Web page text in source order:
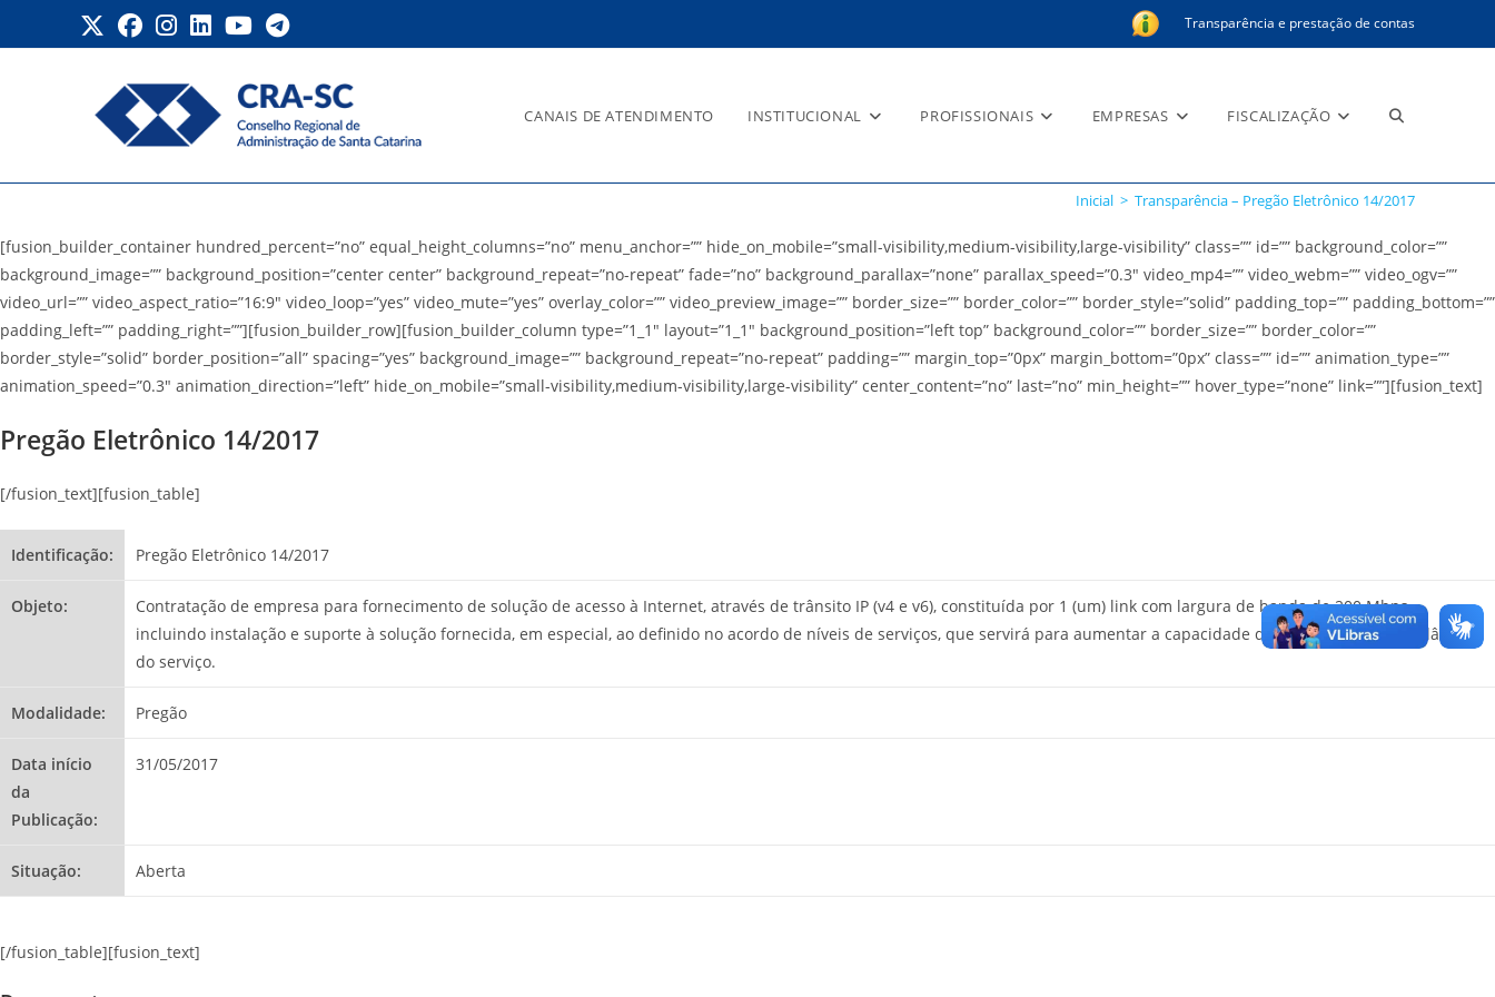
Transparência e prestação de contas
CANAIS DE ATENDIMENTO INSTITUCIONAL PROFISSIONAIS EMPRESAS FISCALIZAÇÃO Alternar
Inicial > Transparência – Pregão Eletrônico 14/2017
[fusion_builder_container hundred_percent=”no” equal_height_columns=”no” menu_anchor=”” hide_on_mobile=”small-visibility,medium-visibility,large-visibility” class=”” id=”” background_color=””
background_image=”” background_position=”center center” background_repeat=”no-repeat” fade=”no” background_parallax=”none” parallax_speed=”0.3″ video_mp4=”” video_webm=”” video_ogv=””
video_url=”” video_aspect_ratio=”16:9″ video_loop=”yes” video_mute=”yes” overlay_color=”” video_preview_image=”” border_size=”” border_color=”” border_style=”solid” padding_top=”” padding_bottom=””
padding_left=”” padding_right=””][fusion_builder_row][fusion_builder_column type=”1_1″ layout=”1_1″ background_position=”left top” background_color=”” border_size=”” border_color=””
border_style=”solid” border_position=”all” spacing=”yes” background_image=”” background_repeat=”no-repeat” padding=”” margin_top=”0px” margin_bottom=”0px” class=”” id=”” animation_type=””
animation_speed=”0.3″ animation_direction=”left” hide_on_mobile=”small-visibility,medium-visibility,large-visibility” center_content=”no” last=”no” min_height=”” hover_type=”none” link=””][fusion_text]
Pregão Eletrônico 14/2017
[/fusion_text][fusion_table]
Identificação: Pregão Eletrônico 14/2017
Objeto:
Contratação de empresa para fornecimento de solução de acesso à Internet, através de trânsito IP (v4 e v6), constituída por 1 (um) link com largura de banda de 200 Mbps,
incluindo instalação e suporte à solução fornecida, em especial, ao definido no acordo de níveis de serviços, que servirá para aumentar a capacidade de navegação e redundância
do serviço.
Modalidade: Pregão
Data início
da
Publicação:
31/05/2017
Situação: Aberta
[/fusion_table][fusion_text]